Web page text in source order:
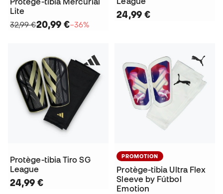
Lite
32,99 €20,99 €−36%
24,99 €
Protège-tibia Tiro SG
League
24,99 €
PROMOTION
Protège-tibia Ultra Flex
Sleeve by Fútbol
Emotion